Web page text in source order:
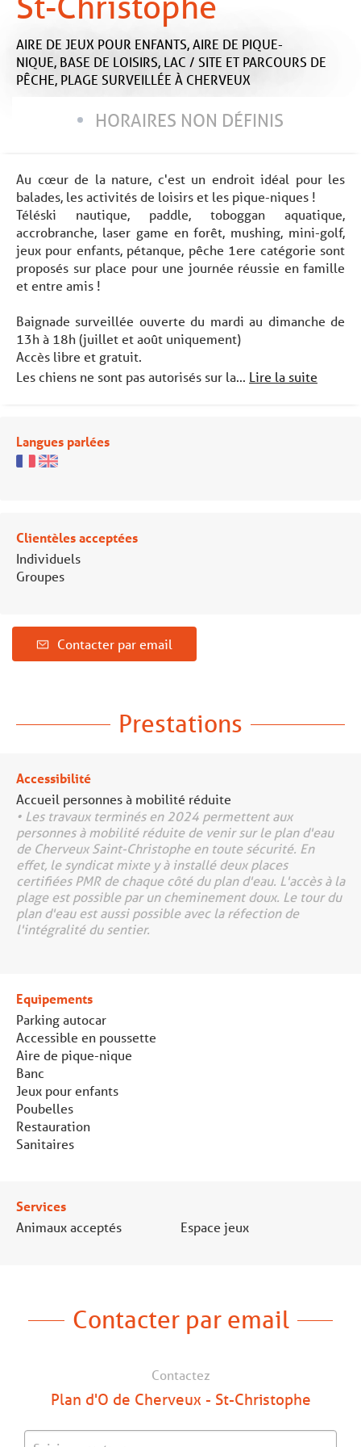
AIRE DE JEUX POUR ENFANTS,AIRE DE PIQUE-
NIQUE, BASE DE LOISIRS, LAC / SITE ET PARCOURS DE
PÊCHE, PLAGE SURVEILLÉE À CHERVEUX
HORAIRES NON DÉFINIS
Au cœur de la nature, c'est un endroit idéal pour les
balades, les activités de loisirs et les pique-niques !
Téléski nautique, paddle, toboggan aquatique,
accrobranche, laser game en forêt, mushing, mini-golf,
jeux pour enfants, pétanque, pêche 1ere catégorie sont
proposés sur place pour une journée réussie en famille
et entre amis !
Baignade surveillée ouverte du mardi au dimanche de
13h à 18h (juillet et août uniquement)
Accès libre et gratuit.
Les chiens ne sont pas autorisés sur la... Lire la suite
Langues parlées
Clientèles acceptées
Individuels
Groupes
Contacter par email
Prestations
Accessibilité
Accueil personnes à mobilité réduite
• Les travaux terminés en 2024 permettent aux
personnes à mobilité réduite de venir sur le plan d'eau
de Cherveux Saint-Christophe en toute sécurité. En
effet, le syndicat mixte y à installé deux places
certifiées PMR de chaque côté du plan d'eau. L'accès à la
plage est possible par un cheminement doux. Le tour du
plan d'eau est aussi possible avec la réfection de
l'intégralité du sentier.
Equipements
Parking autocar
Accessible en poussette
Aire de pique-nique
Banc
Jeux pour enfants
Poubelles
Restauration
Sanitaires
Services
Animaux acceptés
Espace jeux
Contacter par email
Contactez
Plan d'O de Cherveux - St-Christophe